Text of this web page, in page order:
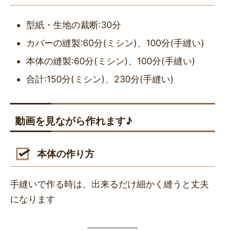
型紙・生地の裁断:30分
カバーの縫製:60分(ミシン)、100分(手縫い)
本体の縫製:60分(ミシン)、100分(手縫い)
合計:150分(ミシン)、230分(手縫い)
動画を見ながら作れます♪
本体の作り方
手縫いで作る時は、出来るだけ細かく縫うと丈夫
になります